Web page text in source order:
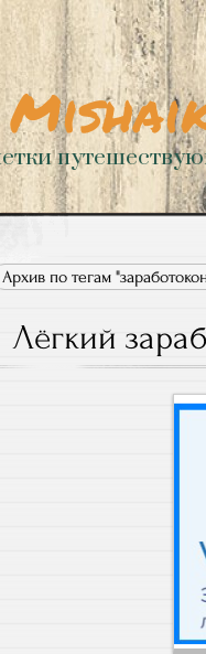
Архив по тегам
Лёгкий